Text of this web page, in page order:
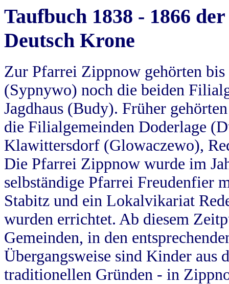
Taufbuch 1838 - 1866
Deutsch Krone
Zur Pfarrei Zippnow gehörten
(Sypnywo) noch die beiden
Jagdhaus (Budy). Früher
die Filialgemeinden Doderlage
Klawittersdorf (Glowaczewo),
Die Pfarrei Zippnow wurde im
selbständige Pfarrei Freudenfier
Stabitz und ein Lokalvikariat
wurden errichtet. Ab diesem
Gemeinden, in den
Übergangsweise sind Kinder aus
traditionellen Gründen - in